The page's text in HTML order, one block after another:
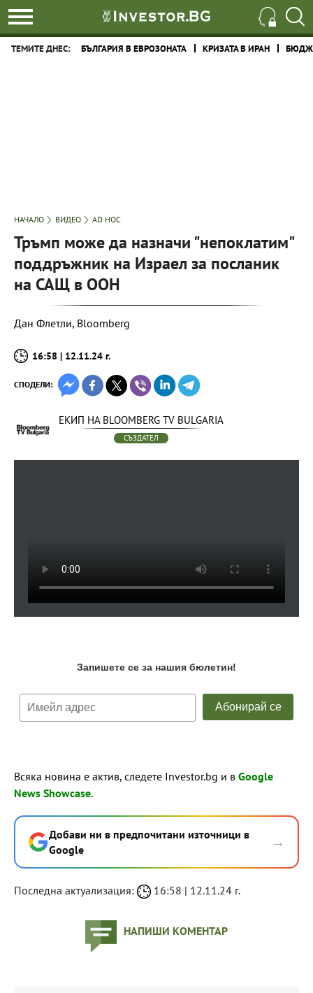
ТЕМИТЕ ДНЕС: БЪЛГАРИЯ В ЕВРОЗОНАТА КРИЗАТА В ИРАН
НАЧАЛО ВИДЕО AD HOC
Тръмп може да назначи "непоклатим"
поддръжник на Израел за посланик
на САЩ в ООН
Дан Флетли, Bloomberg
16:58 | 12.11.24 г.
СПОДЕЛИ:
ЕКИП НА BLOOMBERG TV BULGARIA
СЪЗДАТЕЛ
Всяка новина е актив, следете Investor.bg и в Google
News Showcase.
Добави ни в предпочитани източници в
Google
→
Последна актуализация: 16:58 | 12.11.24 г.
НАПИШИ КОМЕНТАР